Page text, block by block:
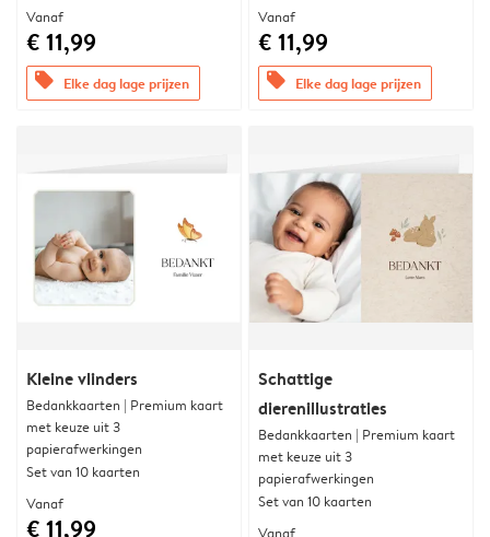
Vanaf
€ 11,99
offers Elke dag lage prijzen
Vanaf
€ 11,99
offers Elke dag lage prijzen
Kleine vlinders
Bedankkaarten | Premium kaart
met keuze uit 3
papierafwerkingen
Set van 10 kaarten
Vanaf
€ 11,99
Schattige
dierenillustraties
Bedankkaarten | Premium kaart
met keuze uit 3
papierafwerkingen
Set van 10 kaarten
Vanaf